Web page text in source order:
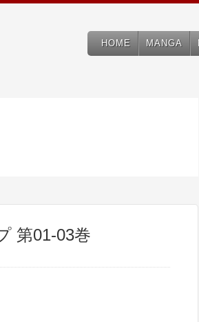
HOME MANGA
第01-03巻